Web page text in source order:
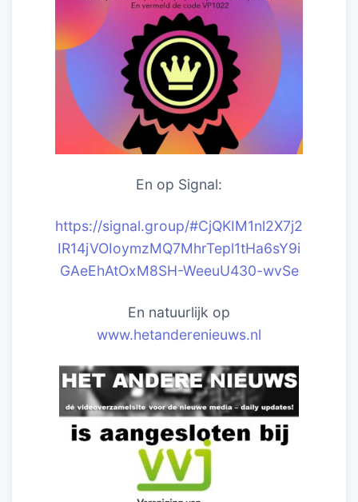
En op Signal:
https://signal.group/#CjQKIM1nl2X7j2
IR14jVOIoymzMQ7MhrTepl1tHa6sY9i
GAeEhAtOxM8SH-WeeuU430-wvSe
En natuurlijk op
www.hetanderenieuws.nl